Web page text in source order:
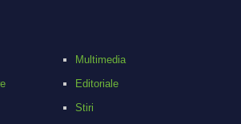
Multimedia
Editoriale
Stiri